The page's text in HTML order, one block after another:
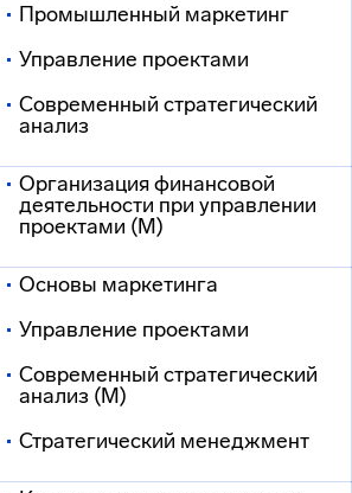
Промышленный маркетинг
Управление проектами
Современный стратегический
анализ
Организация финансовой
деятельности при управлении
проектами (М)
Основы маркетинга
Управление проектами
Современный стратегический
анализ (М)
Стратегический менеджмент